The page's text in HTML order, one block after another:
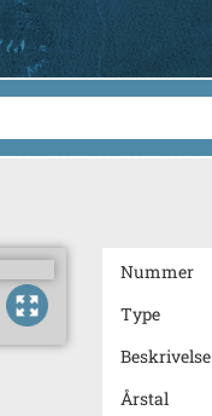
Nummer
Type
Beskrivelse
Årstal